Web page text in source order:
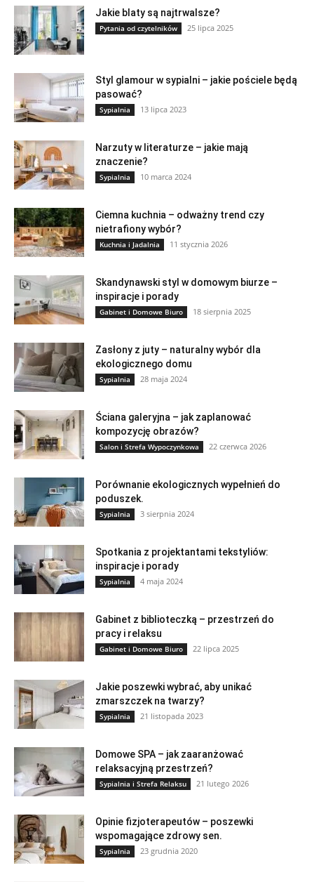
Jakie blaty są najtrwalsze?
Pytania od czytelników 25 lipca 2025
Styl glamour w sypialni – jakie pościele będą
pasować?
Sypialnia 13 lipca 2023
Narzuty w literaturze – jakie mają
znaczenie?
Sypialnia 10 marca 2024
Ciemna kuchnia – odważny trend czy
nietrafiony wybór?
Kuchnia i Jadalnia 11 stycznia 2026
Skandynawski styl w domowym biurze –
inspiracje i porady
Gabinet i Domowe Biuro 18 sierpnia 2025
Zasłony z juty – naturalny wybór dla
ekologicznego domu
Sypialnia 28 maja 2024
Ściana galeryjna – jak zaplanować
kompozycję obrazów?
Salon i Strefa Wypoczynkowa 22 czerwca 2026
Porównanie ekologicznych wypełnień do
poduszek.
Sypialnia 3 sierpnia 2024
Spotkania z projektantami tekstyliów:
inspiracje i porady
Sypialnia 4 maja 2024
Gabinet z biblioteczką – przestrzeń do
pracy i relaksu
Gabinet i Domowe Biuro 22 lipca 2025
Jakie poszewki wybrać, aby unikać
zmarszczek na twarzy?
Sypialnia 21 listopada 2023
Domowe SPA – jak zaaranżować
relaksacyjną przestrzeń?
Sypialnia i Strefa Relaksu 21 lutego 2026
Opinie fizjoterapeutów – poszewki
wspomagające zdrowy sen.
Sypialnia 23 grudnia 2020